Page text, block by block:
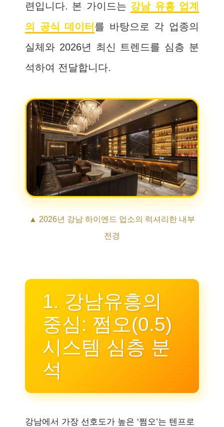
련입니다. 본 가이드는 강남 유흥 업계
의 공식 데이터 를 바탕으로 각 업종의
실체와 2026년 최신 트렌드를 심층 분
석하여 전달합니다.
▲ 2026년 강남 하이엔드 업소의 럭셔리한 내부
전경
1. 강남유흥의
중심: 쩜오(0.5)
시스템 심층 분
석
강남에서 가장 선호도가 높은 ‘쩜오’는 텐프로